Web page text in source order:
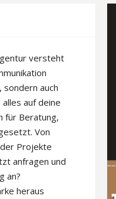
versteht
auch
auf deine
für Beratung,
Von
Projekte
anfragen und
an?
heraus